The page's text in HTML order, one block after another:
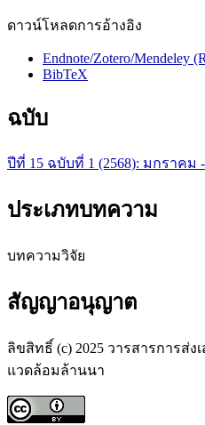
ดาวน์โหลดการอ้างอิง
Endnote/Zotero/Mendeley
BibTeX
ฉบับ
ปีที่ 15 ฉบับที่ 1 (2568): มกราคม
ประเภทบทความ
บทความวิจัย
สัญญาอนุญาต
ลิขสิทธิ์ (c) 2025 วารสารการส่
แวดล้อมล้านนา